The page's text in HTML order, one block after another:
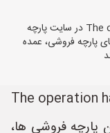
خطا در دریافت پاسخ: The operation has timed out در سایت پارچه
پارچه فروشی، عمده
پارچه فروشی ها،